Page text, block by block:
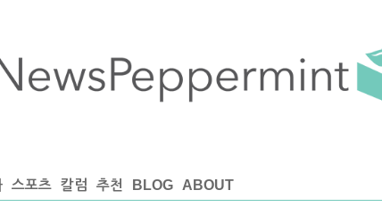
스포츠 칼럼 추천 BLOG ABOUT